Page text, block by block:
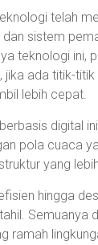
telah
sistem
teknologi ini,
jika ada titik-
lebih cepat.
digital
pola cuaca
yang
hingga
ramah